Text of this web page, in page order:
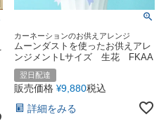
カーネーションのお供えアレンジ
ムーンダストを使ったお供えアレ
ンジメントLサイズ 生花 FKAA
翌日配達
販売価格 ¥9,880税込
詳細をみる